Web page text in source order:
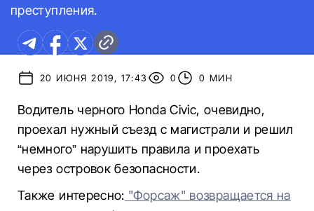
преступления.
20 ИЮНЯ 2019, 17:43 0 0 МИН
Водитель черного Honda Civic, очевидно,
проехал нужный съезд с магистрали и решил
“немного” нарушить правила и проехать
через островок безопасности.
Также интересно: "Форсаж" возвращается на